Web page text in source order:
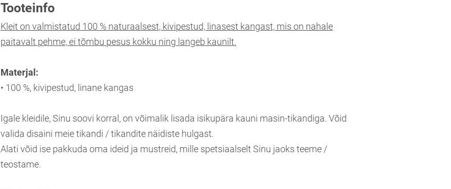
Tooteinfo
Kleit on valmistatud 100 % naturaalsest, kivipestud, linasest kangast, mis on nahale
paitavalt pehme, ei tõmbu pesus kokku ning langeb kaunilt.
Materjal:
• 100 %, kivipestud, linane kangas
Igale kleidile, Sinu soovi korral, on võimalik lisada isikupära kauni masin-tikandiga. Võid
valida disaini meie tikandi / tikandite näidiste hulgast.
Alati võid ise pakkuda oma ideid ja mustreid, mille spetsiaalselt Sinu jaoks teeme /
teostame.